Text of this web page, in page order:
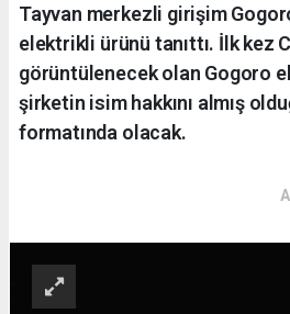
Tayvan merkezli girişim
elektrikli ürünü tanıttı. İlk kez
görüntülenecek olan Gogoro
şirketin isim hakkını almış
formatında olacak.